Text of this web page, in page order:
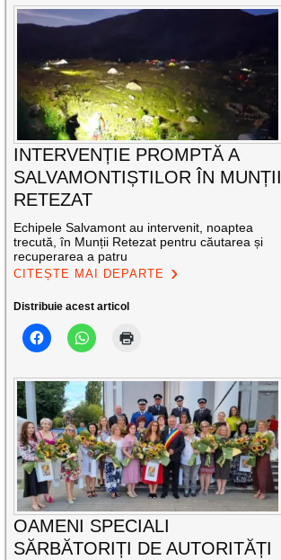
INTERVENȚIE PROMPTĂ A
SALVAMONTIȘTILOR ÎN MUNȚII
RETEZAT
Echipele Salvamont au intervenit, noaptea
trecută, în Munții Retezat pentru căutarea și
recuperarea a patru
CITEȘTE MAI DEPARTE
Distribuie acest articol
OAMENI SPECIALI
SĂRBĂTORIȚI DE AUTORITĂȚI